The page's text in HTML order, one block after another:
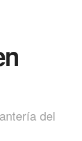
del